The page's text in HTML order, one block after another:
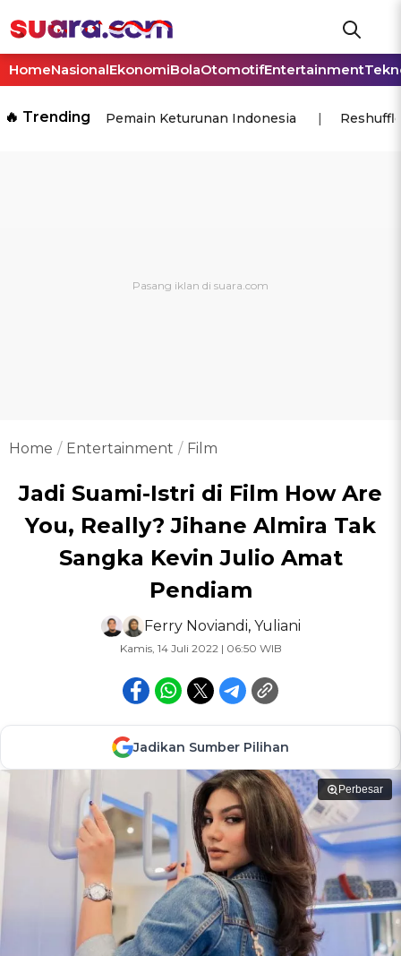
HomeNasionalEkonomiBolaOtomotifEntertainment
🔥 Trending Pemain Keturunan Indonesia
Home Entertainment Film
Jadi Suami-Istri di Film How Are
You, Really? Jihane Almira Tak
Sangka Kevin Julio Amat
Pendiam
Ferry Noviandi, Yuliani
Kamis, 14 Juli 2022 | 06:50 WIB
Jadikan Sumber Pilihan
Perbesar